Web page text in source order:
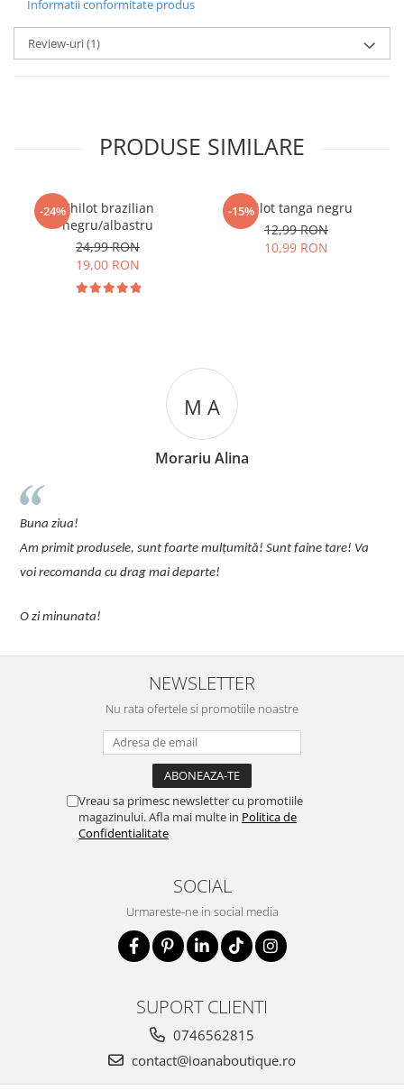
Informatii conformitate produs
Review-uri(1)
PRODUSE SIMILARE
-24%Chilot brazilian
negru/albastru
24,99 RON
19,00 RON
-15%Chilot tanga negru
12,99 RON
10,99 RON
M A
Morariu Alina
Buna ziua!
Am primit produsele, sunt foarte mulțumită! Sunt faine tare! Va
voi recomanda cu drag mai departe!
O zi minunata!
NEWSLETTER
Nu rata ofertele si promotiile noastre
Vreau sa primesc newsletter cu promotiile
magazinului. Afla mai multe in Politica de
Confidentialitate
SOCIAL
Urmareste-ne in social media
SUPORT CLIENTI
0746562815
contact@ioanaboutique.ro